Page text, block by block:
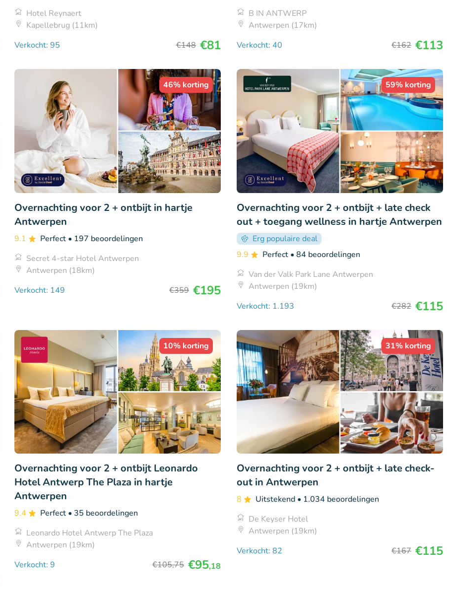
Hotel Reynaert
Kapellebrug (11km)
Verkocht: 95
€148 €81
B IN ANTWERP
Antwerpen (17km)
Verkocht: 40
€162 €113
46% korting
Overnachting voor 2 + ontbijt in hartje
Antwerpen
9.1 Perfect • 197 beoordelingen
Secret 4-star Hotel Antwerpen
Antwerpen (18km)
Verkocht: 149
€359 €195
59% korting
Overnachting voor 2 + ontbijt + late check
out + toegang wellness in hartje Antwerpen
Erg populaire deal
9.9
Perfect • 84 beoordelingen
Van der Valk Park Lane Antwerpen
Antwerpen (19km)
Verkocht: 1.193
€282 €115
10% korting
Overnachting voor 2 + ontbijt Leonardo
Hotel Antwerp The Plaza in hartje
Antwerpen
9.4 Perfect • 35 beoordelingen
Leonardo Hotel Antwerp The Plaza
Antwerpen (19km)
Verkocht: 9
€105,75 €95,18
31% korting
Overnachting voor 2 + ontbijt + late check-
out in Antwerpen
8 Uitstekend • 1.034 beoordelingen
De Keyser Hotel
Antwerpen (19km)
Verkocht: 82
€167 €115